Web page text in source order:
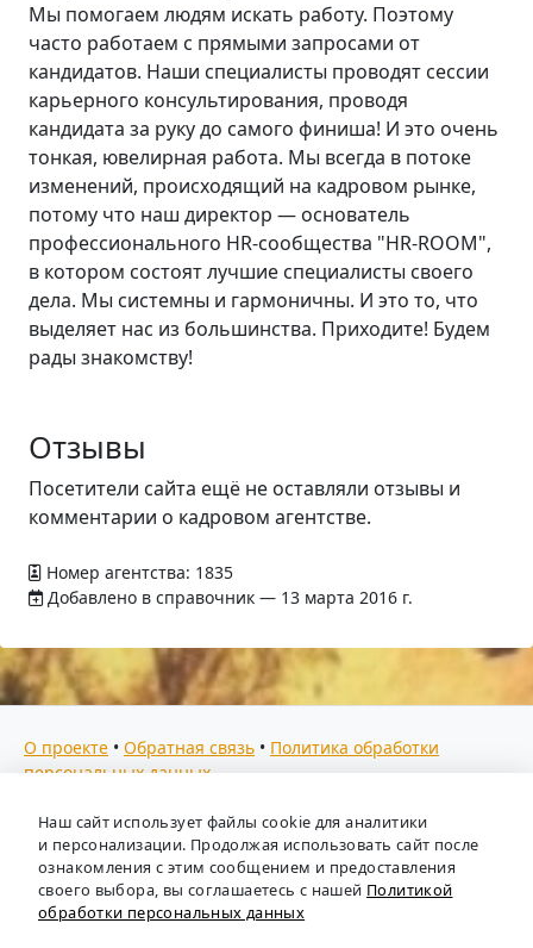
Мы помогаем людям искать работу. Поэтому
часто работаем с прямыми запросами от
кандидатов. Наши специалисты проводят сессии
карьерного консультирования, проводя
кандидата за руку до самого финиша! И это очень
тонкая, ювелирная работа. Мы всегда в потоке
изменений, происходящий на кадровом рынке,
потому что наш директор — основатель
профессионального HR-сообщества "HR-ROOM",
в котором состоят лучшие специалисты своего
дела. Мы системны и гармоничны. И это то, что
выделяет нас из большинства. Приходите! Будем
рады знакомству!
Отзывы
Посетители сайта ещё не оставляли отзывы и
комментарии о кадровом агентстве.
Номер агентства: 1835
Добавлено в справочник — 13 марта 2016 г.
О проекте • Обратная связь • Политика обработки
персональных данных
Мы собираем отзывы, составляем рейтинги и
предоставляем всю информацию о кадровых агентствах
России. Также анализируем ключевые тенденции рынка
труда: отслеживаем динамику зарплат, уровень
безработицы и общую обстановку в отрасли, чтобы вы
Наш сайт использует файлы cookie для аналитики
и персонализации. Продолжая использовать сайт после
ознакомления с этим сообщением и предоставления
своего выбора, вы соглашаетесь с нашей Политикой
обработки персональных данных